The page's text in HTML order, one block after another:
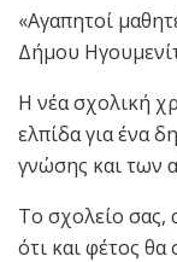
«Αγαπητοί
Δήμου
Η νέα σχολική
ελπίδα για ένα
γνώσης και των
Το σχολείο σας,
ότι και φέτος